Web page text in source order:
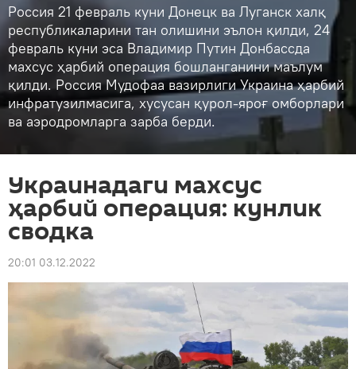
Россия 21 февраль куни Донецк ва Луганск халқ
республикаларини тан олишини эълон қилди, 24
февраль куни эса Владимир Путин Донбассда
махсус ҳарбий операция бошланганини маълум
қилди. Россия Мудофаа вазирлиги Украина ҳарбий
инфратузилмасига, хусусан қурол-яроғ омборлари
ва аэродромларга зарба берди.
Украинадаги махсус
ҳарбий операция: кунлик
сводка
20:01 03.12.2022